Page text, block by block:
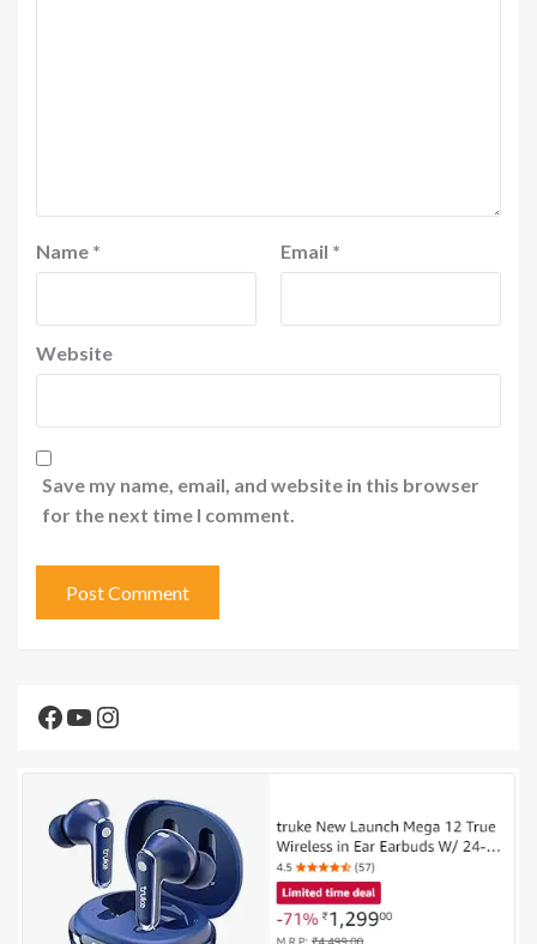
Name * Email *
Website
Save my name, email, and website in this browser
for the next time I comment.
Facebook
YouTube
Instagram